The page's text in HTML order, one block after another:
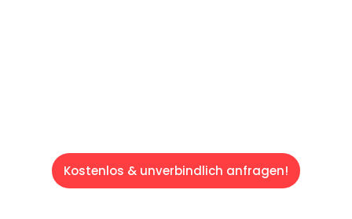
Kostenlos & unverbindlich anfragen!